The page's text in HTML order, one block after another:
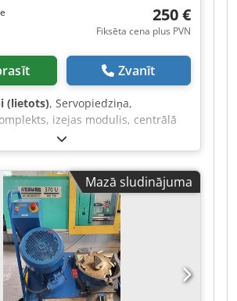
250 €
Fiksēta cena plus PVN
Zvanīt
(lietots), Servopiedziņa,
izejas modulis, centrālā
karte, ievades procesors,
vadības karte, ievades karte,
kontrolieris -Ražotājs:
(A.C.) servokontrolieris no
centra Mikron VC500D -Tips: TDM
Djdpfjztplyox Aqijwa -Daudzums:
servokontrolieri -Cena: par vienību -
H105 mm -Svars: 8,2 kg
Mazā sludinājuma